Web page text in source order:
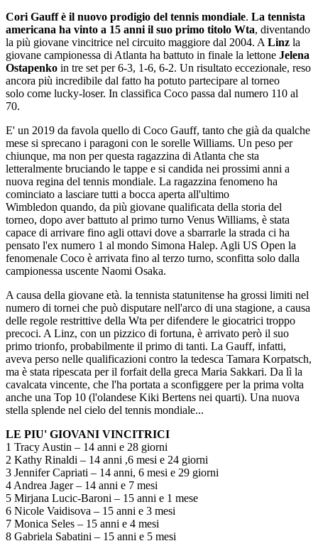
Cori Gauff è il nuovo prodigio del tennis mondiale. La tennista
americana ha vinto a 15 anni il suo primo titolo Wta, diventando
la più giovane vincitrice nel circuito maggiore dal 2004. A Linz la
giovane campionessa di Atlanta ha battuto in finale la lettone Jelena
Ostapenko in tre set per 6-3, 1-6, 6-2. Un risultato eccezionale, reso
ancora più incredibile dal fatto ha potuto partecipare al torneo
solo come lucky-loser. In classifica Coco passa dal numero 110 al
70.
E' un 2019 da favola quello di Coco Gauff, tanto che già da qualche
mese si sprecano i paragoni con le sorelle Williams. Un peso per
chiunque, ma non per questa ragazzina di Atlanta che sta
letteralmente bruciando le tappe e si candida nei prossimi anni a
nuova regina del tennis mondiale. La ragazzina fenomeno ha
cominciato a lasciare tutti a bocca aperta all'ultimo
Wimbledon quando, da più giovane qualificata della storia del
torneo, dopo aver battuto al primo turno Venus Williams, è stata
capace di arrivare fino agli ottavi dove a sbarrarle la strada ci ha
pensato l'ex numero 1 al mondo Simona Halep. Agli US Open la
fenomenale Coco è arrivata fino al terzo turno, sconfitta solo dalla
campionessa uscente Naomi Osaka.
A causa della giovane età. la tennista statunitense ha grossi limiti nel
numero di tornei che può disputare nell'arco di una stagione, a causa
delle regole restrittive della Wta per difendere le giocatrici troppo
precoci. A Linz, con un pizzico di fortuna, è arrivato però il suo
primo trionfo, probabilmente il primo di tanti. La Gauff, infatti,
aveva perso nelle qualificazioni contro la tedesca Tamara Korpatsch,
ma è stata ripescata per il forfait della greca Maria Sakkari. Da lì la
cavalcata vincente, che l'ha portata a sconfiggere per la prima volta
anche una Top 10 (l'olandese Kiki Bertens nei quarti). Una nuova
stella splende nel cielo del tennis mondiale...
LE PIU' GIOVANI VINCITRICI
1 Tracy Austin – 14 anni e 28 giorni
2 Kathy Rinaldi – 14 anni ,6 mesi e 24 giorni
3 Jennifer Capriati – 14 anni, 6 mesi e 29 giorni
4 Andrea Jager – 14 anni e 7 mesi
5 Mirjana Lucic-Baroni – 15 anni e 1 mese
6 Nicole Vaidisova – 15 anni e 3 mesi
7 Monica Seles – 15 anni e 4 mesi
8 Gabriela Sabatini – 15 anni e 5 mesi